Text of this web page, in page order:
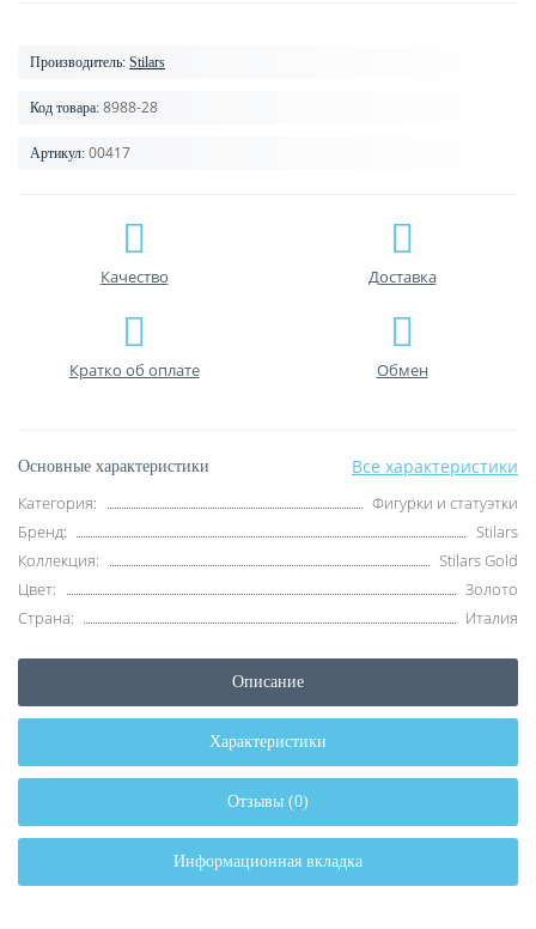
Производитель: Stilars
Код товара: 8988-28
Артикул: 00417
Качество Доставка
Кратко об оплате Обмен
Основные характеристики Все характеристики
Категория:
Фигурки и статуэтки
Бренд:
Stilars
Коллекция:
Stilars Gold
Цвет:
Золото
Страна:
Италия
Описание
Характеристики
Отзывы (0)
Информационная вкладка